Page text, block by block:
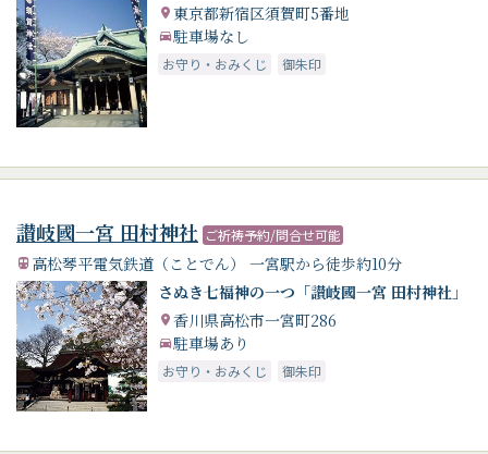
東京都新宿区須賀町5番地
駐車場なし
お守り・おみくじ 御朱印
讃岐國一宮 田村神社 ご祈祷予約/問合せ可能
高松琴平電気鉄道（ことでん） 一宮駅から徒歩約10分
さぬき七福神の一つ「讃岐國一宮 田村神社」
香川県高松市一宮町286
駐車場あり
お守り・おみくじ 御朱印